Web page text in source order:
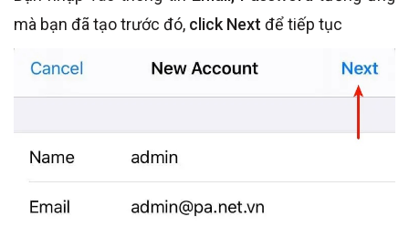
mà bạn đã tạo trước đó, click Next để tiếp tục